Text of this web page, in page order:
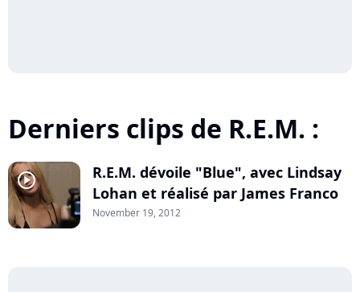
Derniers clips de R.E.M. :
player2
R.E.M. dévoile "Blue", avec Lindsay
Lohan et réalisé par James Franco
November 19, 2012